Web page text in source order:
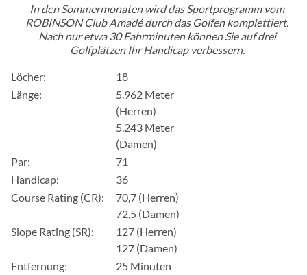
In den Sommermonaten wird das Sportprogramm vom
ROBINSON Club Amadé durch das Golfen komplettiert.
Nach nur etwa 30 Fahrminuten können Sie auf drei
Golfplätzen Ihr Handicap verbessern.
Löcher:
18
Länge:
5.962 Meter
(Herren)
5.243 Meter
(Damen)
Par:
71
Handicap:
36
Course Rating (CR):
70,7 (Herren)
72,5 (Damen)
Slope Rating (SR):
127 (Herren)
127 (Damen)
Entfernung:
25 Minuten